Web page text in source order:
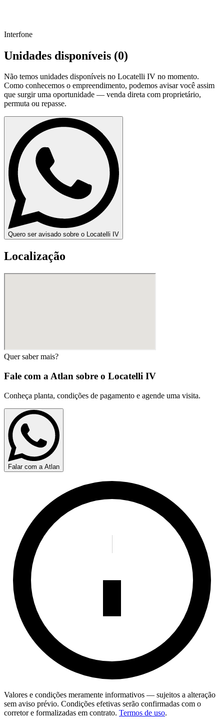
Interfone
Unidades disponíveis (0)
Não temos unidades disponíveis no Locatelli IV no momento.
Como conhecemos o empreendimento, podemos avisar você assim
que surgir uma oportunidade — venda direta com proprietário,
permuta ou repasse.
Quero ser avisado sobre o Locatelli IV
Localização
Quer saber mais?
Fale com a Atlan sobre o Locatelli IV
Conheça planta, condições de pagamento e agende uma visita.
Falar com a Atlan
Valores e condições meramente informativos — sujeitos a alteração
sem aviso prévio. Condições efetivas serão confirmadas com o
corretor e formalizadas em contrato. Termos de uso.